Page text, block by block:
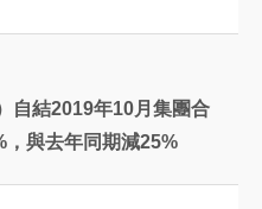
自結2019年10月集團合
，與去年同期減25%